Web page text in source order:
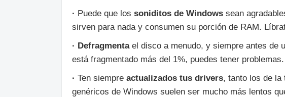
· Puede que los soniditos de Windows sean
sirven para nada y consumen su porción de RAM.
· Defragmentael disco a menudo, y siempre antes de
está fragmentado más del 1%, puedes tener problemas.
· Ten siempre actualizados tus drivers, tanto los de la
genéricos de Windows suelen ser mucho más lentos